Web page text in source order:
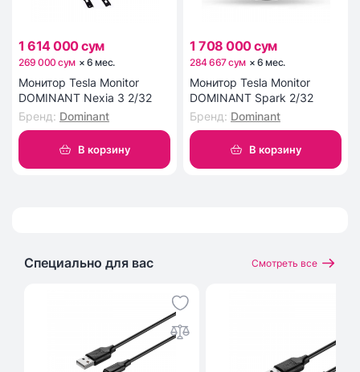
1 614 000 сум
269 000 сум ×6 мес.
Монитор Tesla Monitor
DOMINANT Nexia 3 2/32
Бренд: Dominant
В корзину
1 708 000 сум
284 667 сум ×6 мес.
Монитор Tesla Monitor
DOMINANT Spark 2/32
Бренд: Dominant
В корзину
Специально для вас Смотреть все